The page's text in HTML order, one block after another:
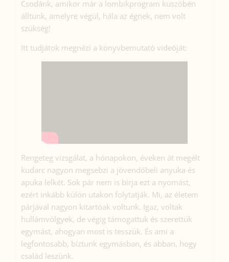
Csodánk, amikor már a lombikprogram küszöbén
álltunk, amelyre végül, hála az égnek, nem volt
szükség!
Itt tudjátok megnézi a könyvbemutató videóját:
Rengeteg vizsgálat, a hónapokon, éveken át megélt
kudarc nagyon megsebzi a jövendőbeli anyuka és
apuka lelkét. Sok pár nem is bírja ezt a nyomást,
ezért inkább külön utakon folytatják. Mi, az életem
párjával nagyon kitartóak voltunk. Igaz, voltak
hullámvölgyek, de végig támogattuk és szerettük
egymást, ahogyan most is tesszük. És ami a
legfontosabb, bíztunk egymásban, és abban, hogy
család leszünk.